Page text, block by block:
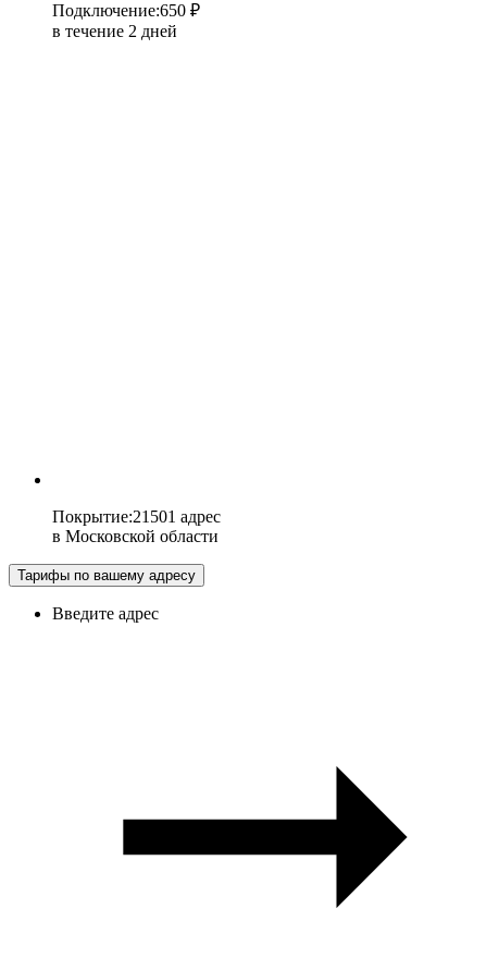
Подключение:650 ₽
в течение 2 дней
Покрытие:21501 адрес
в Московской области
Тарифы по вашему адресу
Введите адрес